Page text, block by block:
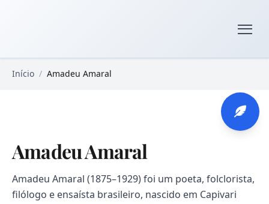
Início / Amadeu Amaral
Amadeu Amaral
Amadeu Amaral (1875–1929) foi um poeta, folclorista,
filólogo e ensaísta brasileiro, nascido em Capivari